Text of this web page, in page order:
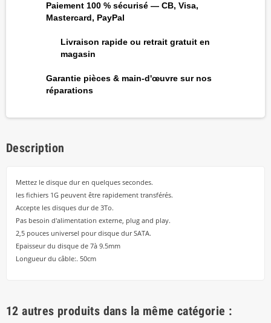
Paiement 100 % sécurisé — CB, Visa,
Mastercard, PayPal
Livraison rapide ou retrait gratuit en
magasin
Garantie pièces & main-d'œuvre sur nos
réparations
Description
Mettez le disque dur en quelques secondes.
les fichiers 1G peuvent être rapidement transférés.
Accepte les disques dur de 3To.
Pas besoin d'alimentation externe, plug and play.
2,5 pouces universel pour disque dur SATA.
Epaisseur du disque de 7à 9.5mm
Longueur du câble:. 50cm
12 autres produits dans la même catégorie :